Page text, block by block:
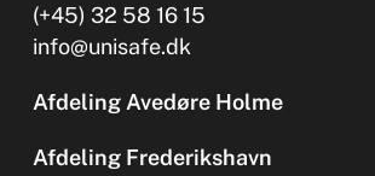
(+45) 32 58 16 15
info@unisafe.dk
Afdeling Avedøre Holme
Afdeling Frederikshavn